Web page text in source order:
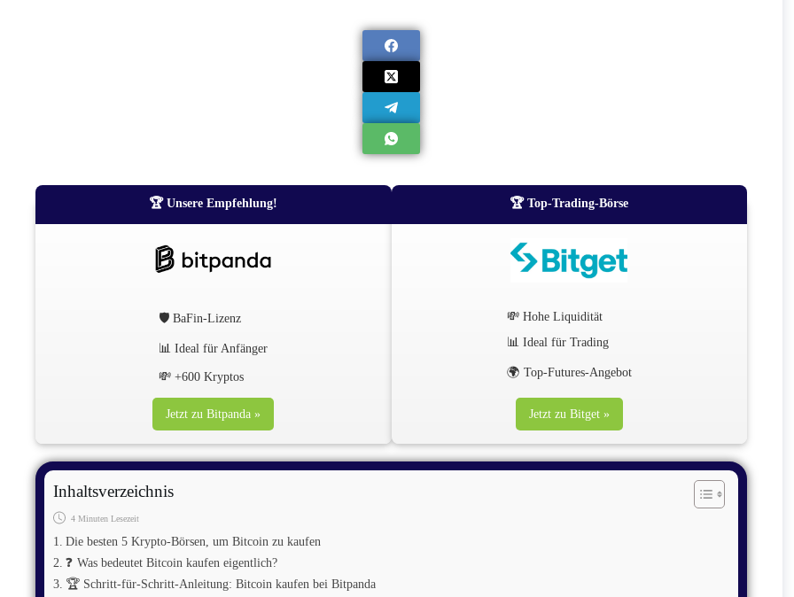
🏆 Unsere Empfehlung!
🛡️ BaFin-Lizenz
📊 Ideal für Anfänger
💸 +600 Kryptos
Jetzt zu Bitpanda »
🏆 Top-Trading-Börse
💸 Hohe Liquidität
📊 Ideal für Trading
🌍 Top-Futures-Angebot
Jetzt zu Bitget »
Inhaltsverzeichnis
4 Minuten Lesezeit
Die besten 5 Krypto-Börsen, um Bitcoin zu kaufen
❓ Was bedeutet Bitcoin kaufen eigentlich?
🏆 Schritt-für-Schritt-Anleitung: Bitcoin kaufen bei Bitpanda